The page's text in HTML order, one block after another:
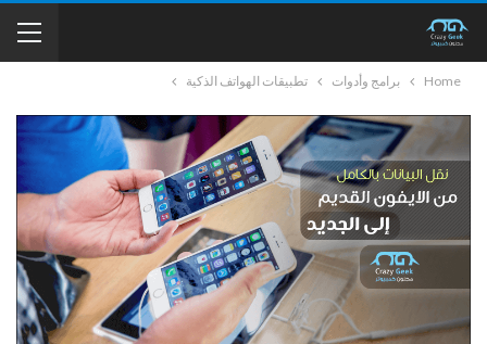
Home برامج وأدوات تطبيقات الهواتف الذكية